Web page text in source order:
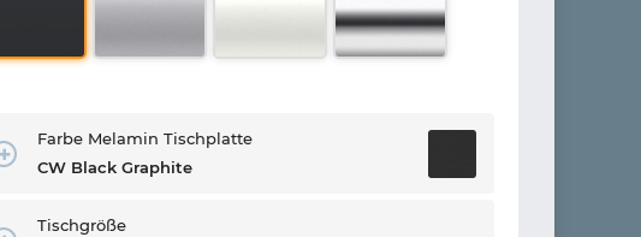
Farbe Melamin Tischplatte
CW Black Graphite
Tischgröße